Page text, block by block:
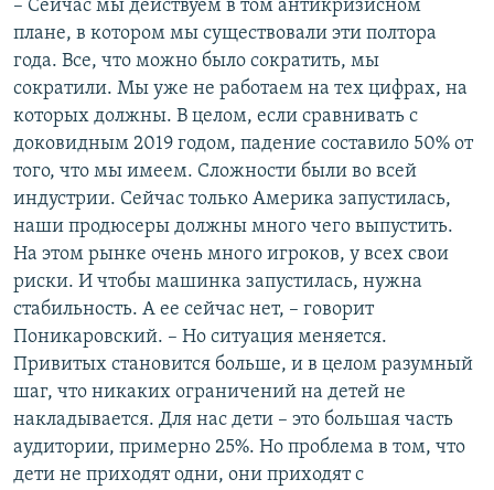
– Сейчас мы действуем в том антикризисном
плане, в котором мы существовали эти полтора
года. Все, что можно было сократить, мы
сократили. Мы уже не работаем на тех цифрах, на
которых должны. В целом, если сравнивать с
доковидным 2019 годом, падение составило 50% от
того, что мы имеем. Сложности были во всей
индустрии. Сейчас только Америка запустилась,
наши продюсеры должны много чего выпустить.
На этом рынке очень много игроков, у всех свои
риски. И чтобы машинка запустилась, нужна
стабильность. А ее сейчас нет, – говорит
Поникаровский. – Но ситуация меняется.
Привитых становится больше, и в целом разумный
шаг, что никаких ограничений на детей не
накладывается. Для нас дети – это большая часть
аудитории, примерно 25%. Но проблема в том, что
дети не приходят одни, они приходят с